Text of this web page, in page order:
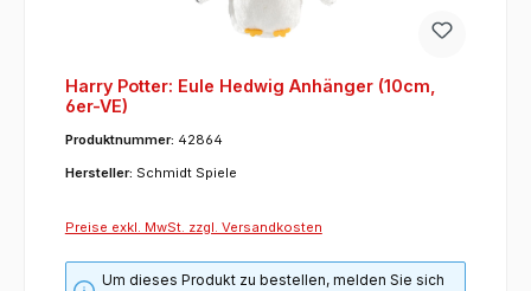
Harry Potter: Eule Hedwig Anhänger (10cm,
6er-VE)
Produktnummer: 42864
Hersteller: Schmidt Spiele
Preise exkl. MwSt. zzgl. Versandkosten
Um dieses Produkt zu bestellen, melden Sie sich